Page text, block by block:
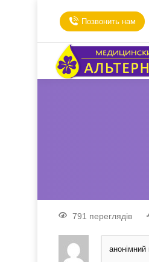
Позвонить нам
791 переглядів
анонімний